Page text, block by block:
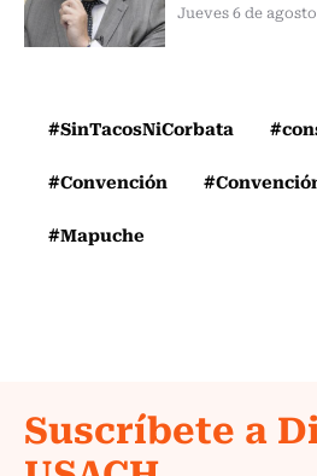
Jueves 6 de
#SinTacosNiCorbata
#Convención
#Mapuche